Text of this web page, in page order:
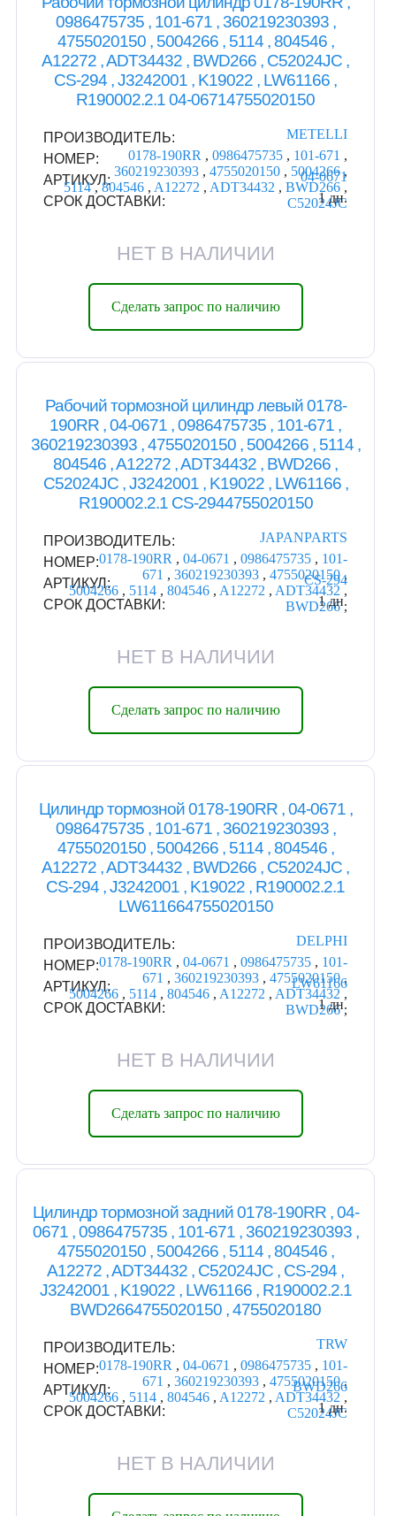
0986475735 , 101-671 , 360219230393 ,
4755020150 , 5004266 , 5114 , 804546 ,
A12272 , ADT34432 , BWD266 , C52024JC ,
CS-294 , J3242001 , K19022 , LW61166 ,
R190002.2.1 04-06714755020150
ПРОИЗВОДИТЕЛЬ:
METELLI
НОМЕР:
0178-190RR ,0986475735 , 101-671 ,
360219230393 ,4755020150 , 5004266,
5114,804546 , A12272 , ADT34432 ,BWD266 ,
C52024JC
АРТИКУЛ:
04-0671
СРОК ДОСТАВКИ:
1 дн.
НЕТ В НАЛИЧИИ
Сделать запрос по наличию
Рабочий тормозной цилиндр левый 0178-
190RR , 04-0671 , 0986475735 , 101-671 ,
360219230393 , 4755020150 , 5004266 , 5114 ,
804546 , A12272 , ADT34432 , BWD266 ,
C52024JC , J3242001 , K19022 , LW61166 ,
R190002.2.1 CS-2944755020150
ПРОИЗВОДИТЕЛЬ:
JAPANPARTS
НОМЕР:0178-190RR ,04-0671 ,0986475735 , 101-
671 ,360219230393 ,4755020150,
5004266 , 5114 ,804546 , A12272 , ADT34432 ,
BWD266,
АРТИКУЛ:
CS-294
СРОК ДОСТАВКИ:
1 дн.
НЕТ В НАЛИЧИИ
Сделать запрос по наличию
Цилиндр тормозной 0178-190RR , 04-0671 ,
0986475735 , 101-671 , 360219230393 ,
4755020150 , 5004266 , 5114 , 804546 ,
A12272 , ADT34432 , BWD266 , C52024JC ,
CS-294 , J3242001 , K19022 , R190002.2.1
LW611664755020150
ПРОИЗВОДИТЕЛЬ:
DELPHI
НОМЕР:0178-190RR ,04-0671 ,0986475735 , 101-
671 ,360219230393 ,4755020150,
5004266 , 5114 ,804546 , A12272 , ADT34432 ,
BWD266,
АРТИКУЛ:
LW61166
СРОК ДОСТАВКИ:
1 дн.
НЕТ В НАЛИЧИИ
Сделать запрос по наличию
Цилиндр тормозной задний 0178-190RR , 04-
0671 , 0986475735 , 101-671 , 360219230393 ,
4755020150 , 5004266 , 5114 , 804546 ,
A12272 , ADT34432 , C52024JC , CS-294 ,
J3242001 , K19022 , LW61166 , R190002.2.1
BWD2664755020150 , 4755020180
ПРОИЗВОДИТЕЛЬ:
TRW
НОМЕР:0178-190RR ,04-0671 ,0986475735 , 101-
671 ,360219230393 ,4755020150,
5004266 , 5114 ,804546 , A12272 , ADT34432 ,
C52024JC
АРТИКУЛ:
BWD266
СРОК ДОСТАВКИ:
1 дн.
НЕТ В НАЛИЧИИ